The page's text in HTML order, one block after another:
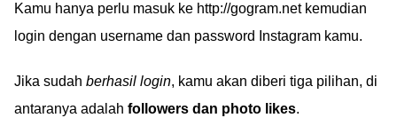
Kamu hanya perlu masuk ke http://gogram.net kemudian
login dengan username dan password Instagram kamu.
Jika sudah berhasil login, kamu akan diberi tiga pilihan, di
antaranya adalah followers dan photo likes.